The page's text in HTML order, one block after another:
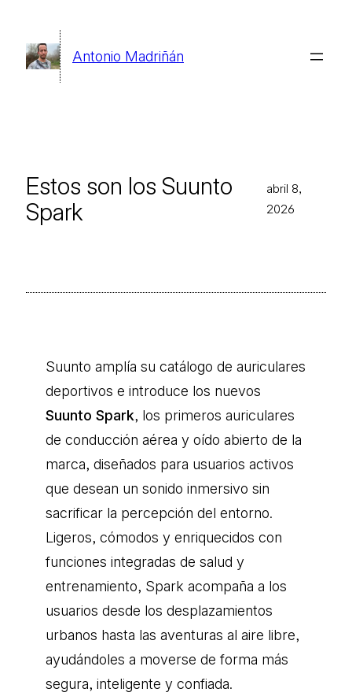
contenido
Antonio Madriñán
Estos son los Suunto
Spark
abril 8,
2026
Suunto amplía su catálogo de auriculares
deportivos e introduce los nuevos
Suunto Spark, los primeros auriculares
de conducción aérea y oído abierto de la
marca, diseñados para usuarios activos
que desean un sonido inmersivo sin
sacrificar la percepción del entorno.
Ligeros, cómodos y enriquecidos con
funciones integradas de salud y
entrenamiento, Spark acompaña a los
usuarios desde los desplazamientos
urbanos hasta las aventuras al aire libre,
ayudándoles a moverse de forma más
segura, inteligente y confiada.